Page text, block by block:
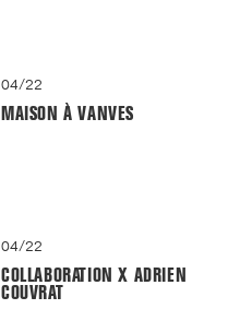
04/22
MAISON À VANVES
04/22
COLLABORATION X ADRIEN
COUVRAT